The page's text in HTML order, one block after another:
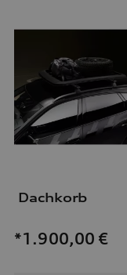
Dachkorb
*1.900,00 €